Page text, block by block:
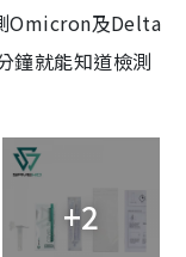
Omicron及Delta
鐘就能知道檢測
+2